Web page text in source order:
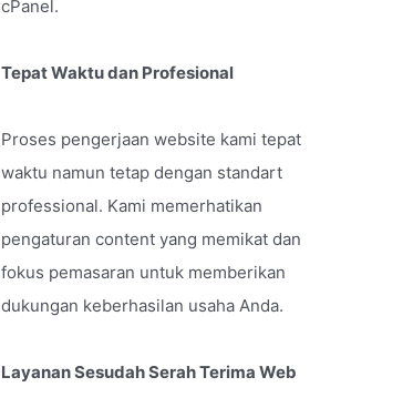
cPanel.
Tepat Waktu dan Profesional
Proses pengerjaan website kami tepat
waktu namun tetap dengan standart
professional. Kami memerhatikan
pengaturan content yang memikat dan
fokus pemasaran untuk memberikan
dukungan keberhasilan usaha Anda.
Layanan Sesudah Serah Terima Web